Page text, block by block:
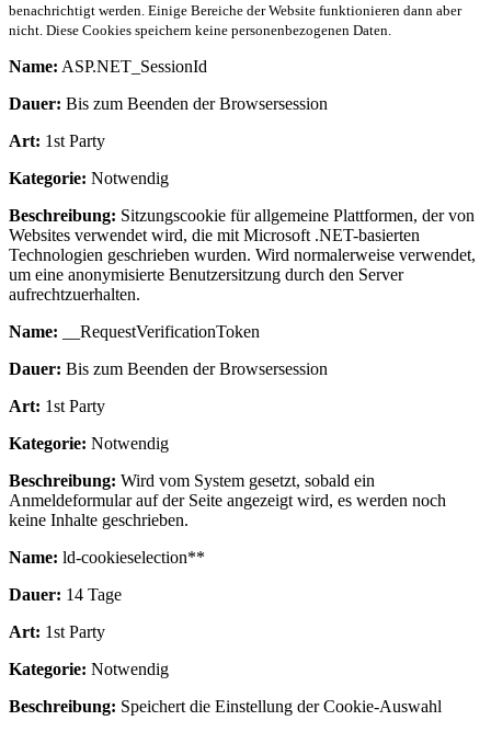
benachrichtigt werden. Einige Bereiche der Website funktionieren dann aber
nicht. Diese Cookies speichern keine personenbezogenen Daten.
Name: ASP.NET_SessionId
Dauer: Bis zum Beenden der Browsersession
Art: 1st Party
Kategorie: Notwendig
Beschreibung: Sitzungscookie für allgemeine Plattformen, der von
Websites verwendet wird, die mit Microsoft .NET-basierten
Technologien geschrieben wurden. Wird normalerweise verwendet,
um eine anonymisierte Benutzersitzung durch den Server
aufrechtzuerhalten.
Name: __RequestVerificationToken
Dauer: Bis zum Beenden der Browsersession
Art: 1st Party
Kategorie: Notwendig
Beschreibung: Wird vom System gesetzt, sobald ein
Anmeldeformular auf der Seite angezeigt wird, es werden noch
keine Inhalte geschrieben.
Name: ld-cookieselection**
Dauer: 14 Tage
Art: 1st Party
Kategorie: Notwendig
Beschreibung: Speichert die Einstellung der Cookie-Auswahl